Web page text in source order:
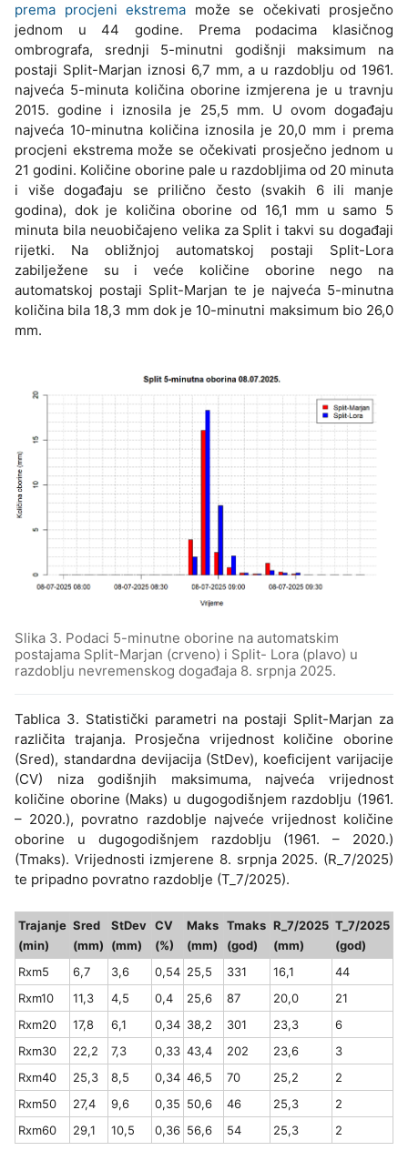
prema procjeni ekstrema može se očekivati prosječno
jednom u 44 godine. Prema podacima klasičnog
ombrografa, srednji 5-minutni godišnji maksimum na
postaji Split-Marjan iznosi 6,7 mm, a u razdoblju od 1961.
najveća 5-minuta količina oborine izmjerena je u travnju
2015. godine i iznosila je 25,5 mm. U ovom događaju
najveća 10-minutna količina iznosila je 20,0 mm i prema
procjeni ekstrema može se očekivati prosječno jednom u
21 godini. Količine oborine pale u razdobljima od 20 minuta
i više događaju se prilično često (svakih 6 ili manje
godina), dok je količina oborine od 16,1 mm u samo 5
minuta bila neuobičajeno velika za Split i takvi su događaji
rijetki. Na obližnjoj automatskoj postaji Split-Lora
zabilježene su i veće količine oborine nego na
automatskoj postaji Split-Marjan te je najveća 5-minutna
količina bila 18,3 mm dok je 10-minutni maksimum bio 26,0
mm.
Slika 3. Podaci 5-minutne oborine na automatskim
postajama Split-Marjan (crveno) i Split- Lora (plavo) u
razdoblju nevremenskog događaja 8. srpnja 2025.
Tablica 3. Statistički parametri na postaji Split-Marjan za
različita trajanja. Prosječna vrijednost količine oborine
(Sred), standardna devijacija (StDev), koeficijent varijacije
(CV) niza godišnjih maksimuma, najveća vrijednost
količine oborine (Maks) u dugogodišnjem razdoblju (1961.
– 2020.), povratno razdoblje najveće vrijednost količine
oborine u dugogodišnjem razdoblju (1961. – 2020.)
(Tmaks). Vrijednosti izmjerene 8. srpnja 2025. (R_7/2025)
te pripadno povratno razdoblje (T_7/2025).
Trajanje
(min)
Sred
(mm)
StDev
(mm)
CV
(%)
Maks
(mm)
Tmaks
(god)
R_7/2025
(mm)
T_7/2025
(god)
Rxm5
6,7 3,6 0,54 25,5 331 16,1
44
Rxm10
11,3 4,5 0,4 25,6 87 20,0
21
Rxm20
17,8 6,1 0,34 38,2 301 23,3
6
Rxm30
22,2 7,3 0,33 43,4 202 23,6
3
Rxm40
25,3 8,5 0,34 46,5 70 25,2
2
Rxm50
27,4 9,6 0,35 50,6 46 25,3
2
Rxm60
29,1 10,5 0,36 56,6 54 25,3 2